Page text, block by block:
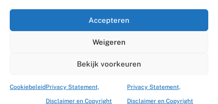
Accepteren
Weigeren
Bekijk voorkeuren
CookiebeleidPrivacy Statement,
Disclaimer en Copyright
Privacy Statement,
Disclaimer en Copyright